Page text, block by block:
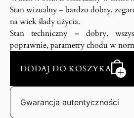
Stan wizualny – bardzo dobry,
na wiek ślady użycia.
Stan techniczny – dobry,
poprawnie, parametry chodu w
DODAJ DO KOSZYKA
Gwarancja autentyczności